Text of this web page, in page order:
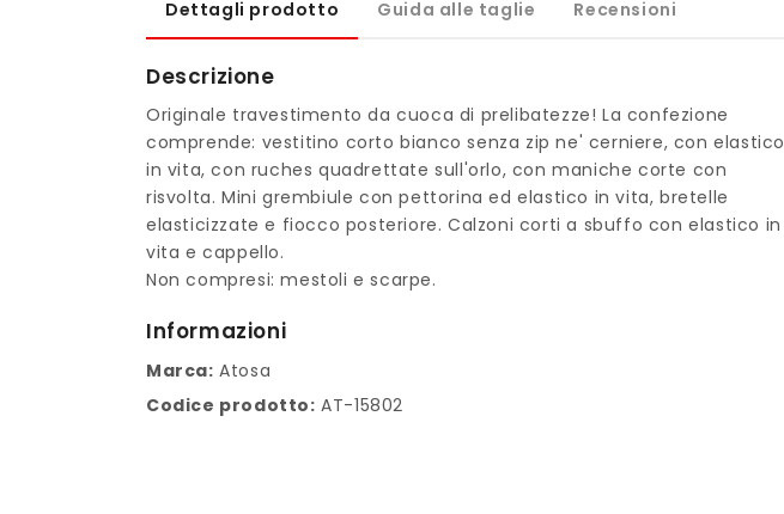
Dettagli prodotto Guida alle taglie Recensioni
Descrizione
Originale travestimento da cuoca di prelibatezze! La confezione
comprende: vestitino corto bianco senza zip ne' cerniere, con elastico
in vita, con ruches quadrettate sull'orlo, con maniche corte con
risvolta. Mini grembiule con pettorina ed elastico in vita, bretelle
elasticizzate e fiocco posteriore. Calzoni corti a sbuffo con elastico in
vita e cappello.
Non compresi: mestoli e scarpe.
Informazioni
Marca: Atosa
Codice prodotto: AT-15802